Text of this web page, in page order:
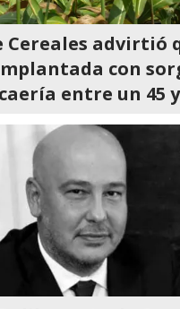
Cereales advirtió
con
entre un 45